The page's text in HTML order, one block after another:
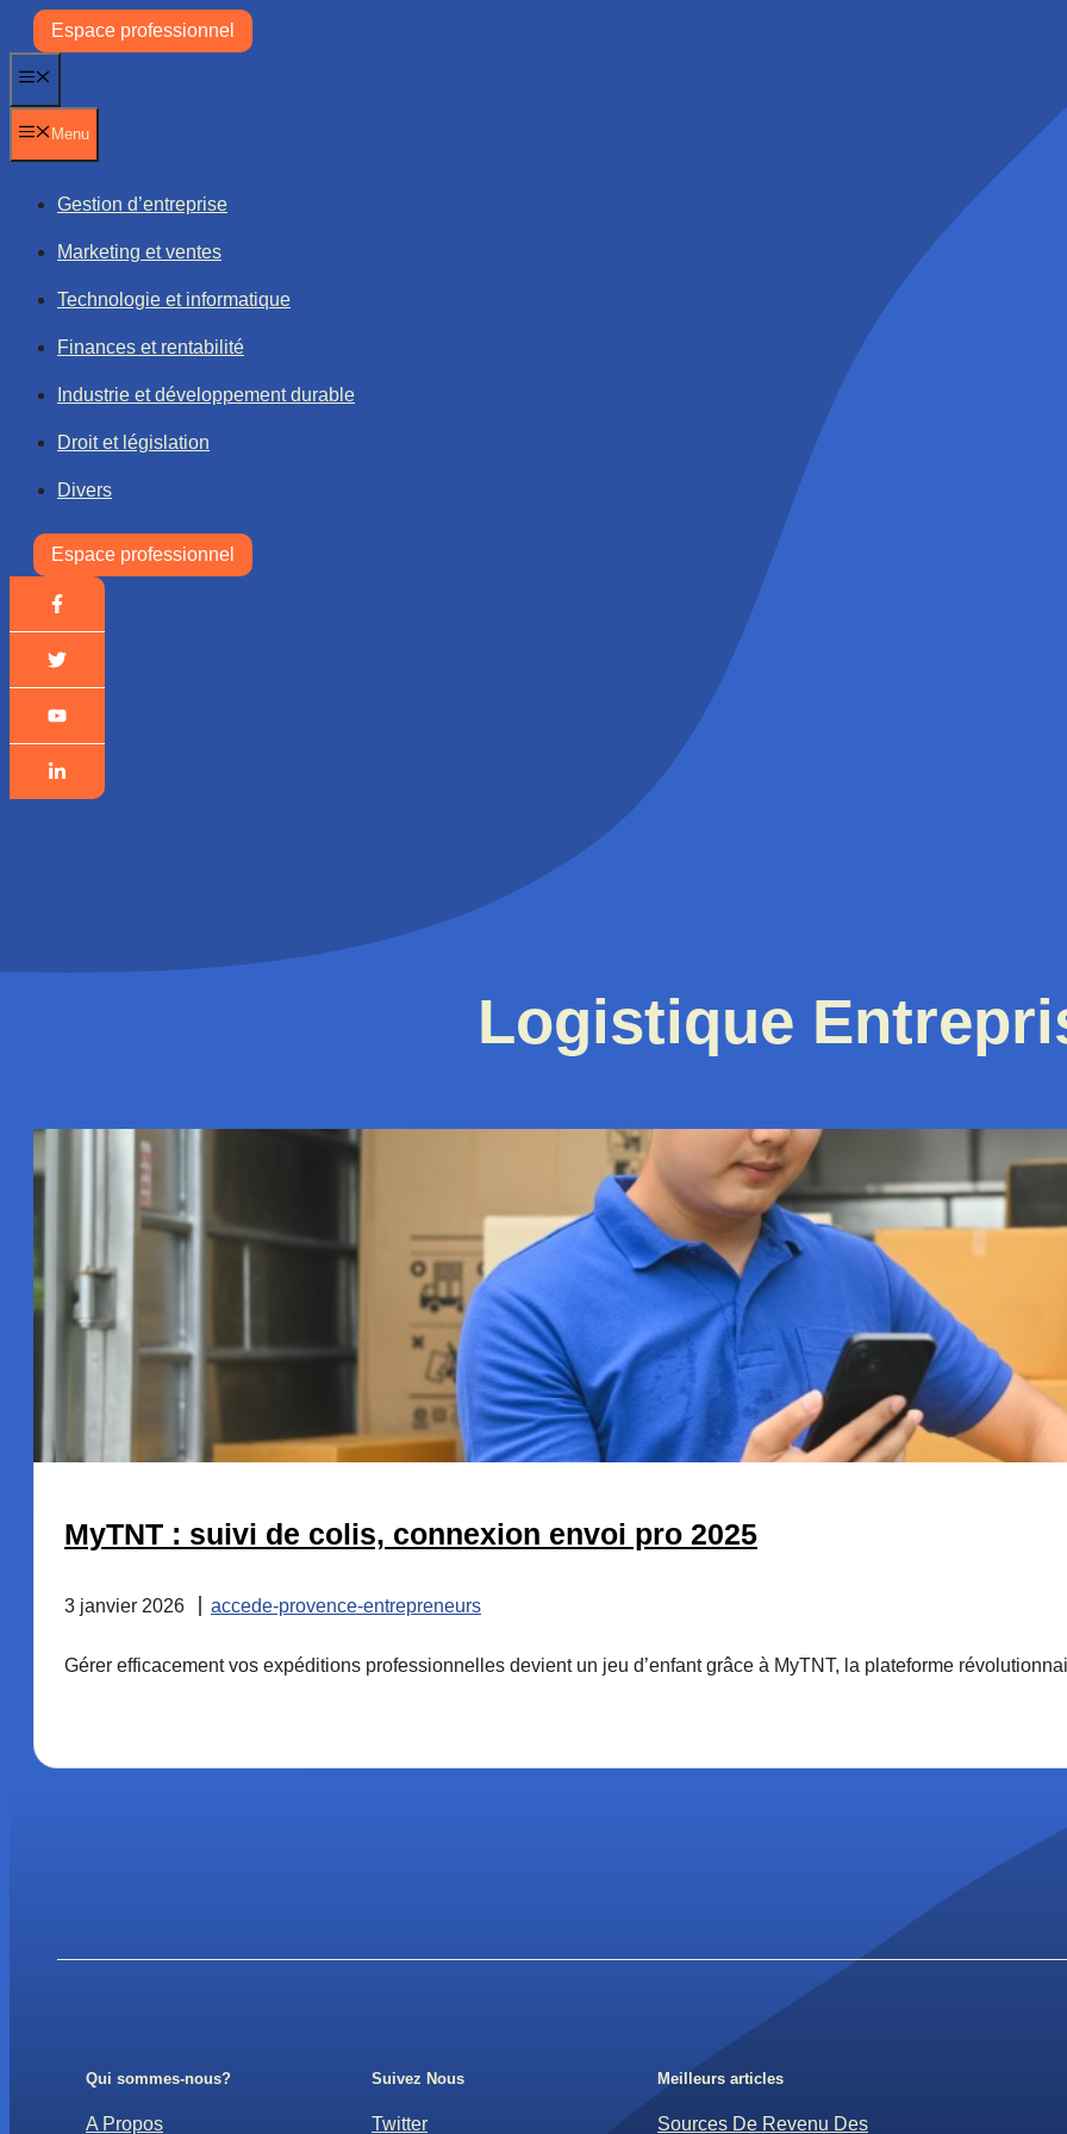
Aller
contenu
Espace professionnel
Menu
Gestion d’entreprise
Marketing et ventes
Technologie et informatique
Finances et rentabilité
Industrie et développement durable
Droit et législation
Divers
Espace professionnel
Logistique
MyTNT : suivi de colis, connexion envoi pro 2025
3 janvier 2026 accede-provence-entrepreneurs
Gérer efficacement vos expéditions professionnelles devient un jeu d’enfant grâce à MyTNT, la plateforme
Qui sommes-nous?
A Propos
Suivez Nous
Twitter
Meilleurs articles
Sources De Revenu Des